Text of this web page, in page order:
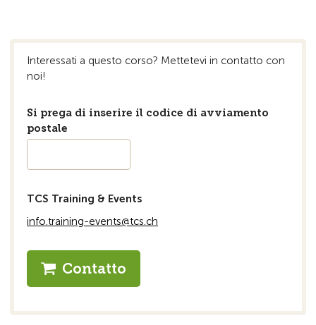
Interessati a questo corso? Mettetevi in ​​contatto con
noi!
Si prega di inserire il codice di avviamento
postale
TCS Training & Events
info.training-events@tcs.ch
Contatto